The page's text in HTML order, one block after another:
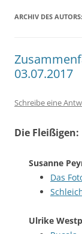
ARCHIV DES AUTORS:
03.07.2017
Schreibe eine
Die Fleißigen:
Susanne
Das
Ulrike